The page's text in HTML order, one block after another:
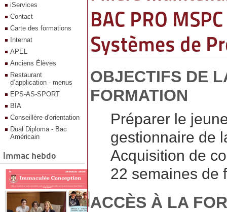
iServices
Contact
Carte des formations
Internat
APEL
Anciens Élèves
Restaurant
d’application - menus
EPS-AS-SPORT
BIA
Conseillère d'orientation
Dual Diploma - Bac
Américain
Immac hebdo
BAC PRO
Systèmes de
OBJECTIFS DE
FORMATION
Préparer le
gestionnaire de
Acquisition de
22 semaines de
ACCÈS À LA